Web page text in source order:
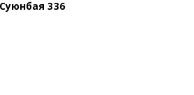
Суюнбая 336